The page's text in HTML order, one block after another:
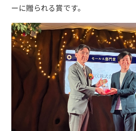
ーに贈られる賞です。